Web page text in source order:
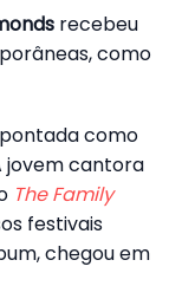
recebeu
como
como
jovem cantora
The Family
festivais
chegou em